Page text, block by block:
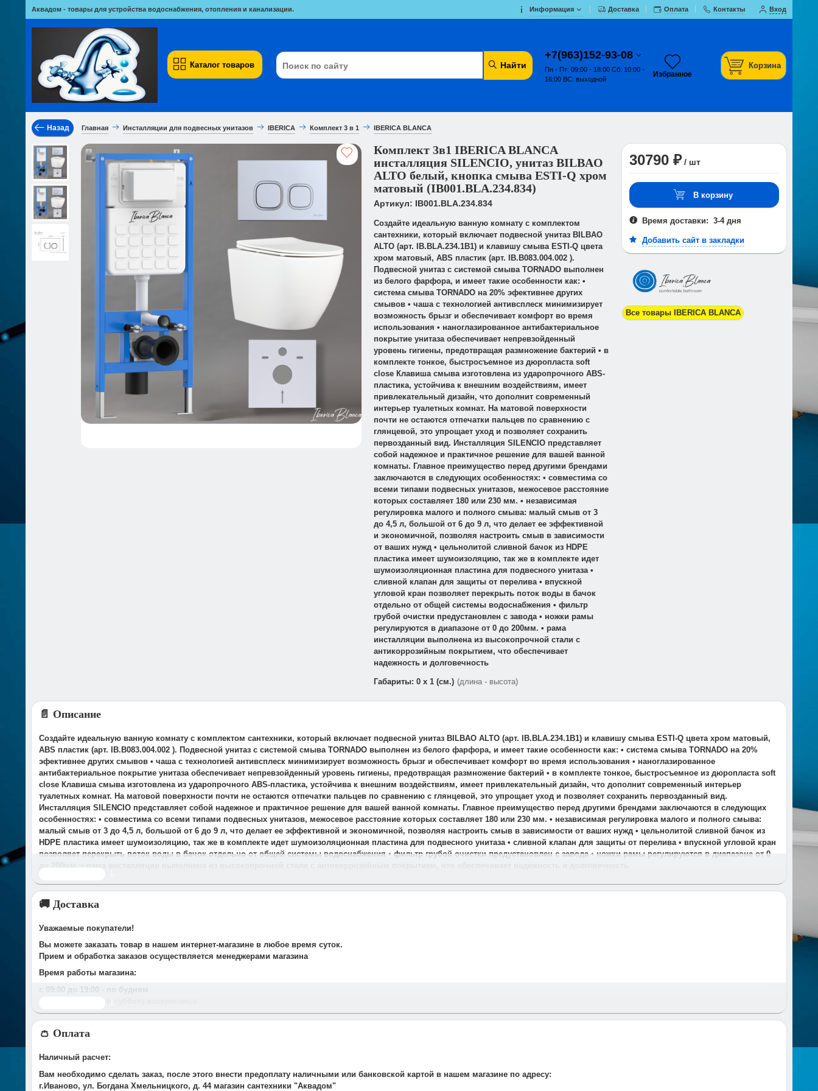
Аквадом - товары для устройства водоснабжения, отопления и канализации. Информация Доставка Оплата Контакты Вход
Каталог товаров Найти
+7(963)152-93-08
Пн - Пт: 09:00 - 18:00 Сб: 10:00 -
16:00 ВС: выходной
Избранное
Корзина
Назад Главная Инсталляции для подвесных унитазов IBERICA Комплект 3 в 1 IBERICA BLANCA
Комплект 3в1 IBERICA BLANCA
инсталляция SILENCIO, унитаз BILBAO
ALTO белый, кнопка смыва ESTI-Q хром
матовый (IB001.BLA.234.834)
Артикул: IB001.BLA.234.834
Создайте идеальную ванную комнату с комплектом
сантехники, который включает подвесной унитаз BILBAO
ALTO (арт. IB.BLA.234.1B1) и клавишу смыва ESTI-Q цвета
хром матовый, ABS пластик (арт. IB.B083.004.002 ).
Подвесной унитаз с системой смыва TORNADO выполнен
из белого фарфора, и имеет такие особенности как: •
система смыва TORNADO на 20% эфективнее других
смывов • чаша с технологией антивсплеск минимизирует
возможность брызг и обеспечивает комфорт во время
использования • наноглазированное антибактериальное
покрытие унитаза обеспечивает непревзойденный
уровень гигиены, предотвращая размножение бактерий • в
комплекте тонкое, быстросъемное из дюропласта soft
close Клавиша смыва изготовлена из ударопрочного ABS-
пластика, устойчива к внешним воздействиям, имеет
привлекательный дизайн, что дополнит современный
интерьер туалетных комнат. На матовой поверхности
почти не остаются отпечатки пальцев по сравнению с
глянцевой, это упрощает уход и позволяет сохранить
первозданный вид. Инсталляция SILENCIO представляет
собой надежное и практичное решение для вашей ванной
комнаты. Главное преимущество перед другими брендами
заключаются в следующих особенностях: • совместима со
всеми типами подвесных унитазов, межосевое расстояние
которых составляет 180 или 230 мм. • независимая
регулировка малого и полного смыва: малый смыв от 3
до 4,5 л, большой от 6 до 9 л, что делает ее эффективной
и экономичной, позволяя настроить смыв в зависимости
от ваших нужд • цельнолитой сливной бачок из HDPE
пластика имеет шумоизоляцию, так же в комплекте идет
шумоизоляционная пластина для подвесного унитаза •
сливной клапан для защиты от перелива • впускной
угловой кран позволяет перекрыть поток воды в бачок
отдельно от общей системы водоснабжения • фильтр
грубой очистки предустановлен с завода • ножки рамы
регулируются в диапазоне от 0 до 200мм. • рама
инсталляции выполнена из высокопрочной стали с
антикоррозийным покрытием, что обеспечивает
надежность и долговечность
Габариты: 0 x 1 (см.) (длина - высота)
30790 ₽/ шт
В корзину
Время доставки: 3-4 дня
Добавить сайт в закладки
Все товары IBERICA BLANCA
📄 Описание
Создайте идеальную ванную комнату с комплектом сантехники, который включает подвесной унитаз BILBAO ALTO (арт. IB.BLA.234.1B1) и клавишу смыва ESTI-Q цвета хром матовый,
ABS пластик (арт. IB.B083.004.002 ). Подвесной унитаз с системой смыва TORNADO выполнен из белого фарфора, и имеет такие особенности как: • система смыва TORNADO на 20%
эфективнее других смывов • чаша с технологией антивсплеск минимизирует возможность брызг и обеспечивает комфорт во время использования • наноглазированное
антибактериальное покрытие унитаза обеспечивает непревзойденный уровень гигиены, предотвращая размножение бактерий • в комплекте тонкое, быстросъемное из дюропласта soft
close Клавиша смыва изготовлена из ударопрочного ABS-пластика, устойчива к внешним воздействиям, имеет привлекательный дизайн, что дополнит современный интерьер
туалетных комнат. На матовой поверхности почти не остаются отпечатки пальцев по сравнению с глянцевой, это упрощает уход и позволяет сохранить первозданный вид.
Инсталляция SILENCIO представляет собой надежное и практичное решение для вашей ванной комнаты. Главное преимущество перед другими брендами заключаются в следующих
особенностях: • совместима со всеми типами подвесных унитазов, межосевое расстояние которых составляет 180 или 230 мм. • независимая регулировка малого и полного смыва:
малый смыв от 3 до 4,5 л, большой от 6 до 9 л, что делает ее эффективной и экономичной, позволяя настроить смыв в зависимости от ваших нужд • цельнолитой сливной бачок из
HDPE пластика имеет шумоизоляцию, так же в комплекте идет шумоизоляционная пластина для подвесного унитаза • сливной клапан для защиты от перелива • впускной угловой кран
позволяет перекрыть поток воды в бачок отдельно от общей системы водоснабжения • фильтр грубой очистки предустановлен с завода • ножки рамы регулируются в диапазоне от 0
до 200мм. • рама инсталляции выполнена из высокопрочной стали с антикоррозийным покрытием, что обеспечивает надежность и долговечность
🚚 Доставка
Уважаемые покупатели!
Вы можете заказать товар в нашем интернет-магазине в любое время суток.
Прием и обработка заказов осуществляется менеджерами магазина
Время работы магазина:
с 09:00 дo 19:00 - по будням
Срок доставки оговаривается при подтверждении заказа.
У компании есть служба доставки, дополнительно мы сотрудничаем со службой такси. Мы заранее оговариваем удобную дату и время и предупреждаем за час до приезда.
Стоимость доставки до Вашего подъезда в г.Иваново составляет 700 рублей.
👛 Оплата
Наличный расчет:
Вам необходимо сделать заказ, после этого внести предоплату наличными или банковской картой в нашем магазине по адресу:
г.Иваново, ул. Богдана Хмельницкого, д. 44 магазин сантехники "Аквадом"